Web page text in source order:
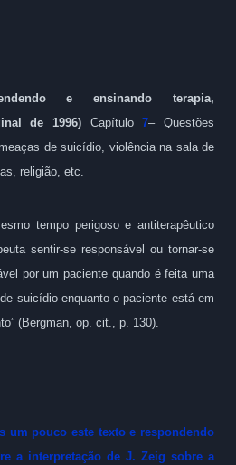
e ensinando terapia,
de 1996) Capítulo7– Questões
de suicídio, violência na sala de
religião, etc.
tempo perigoso e antiterapêutico
sentir-se responsável ou tornar-se
por um paciente quando é feita uma
suicídio enquanto o paciente está em
(Bergman, op. cit., p. 130).
um pouco este texto e respondendo
a interpretação de J. Zeig sobre a